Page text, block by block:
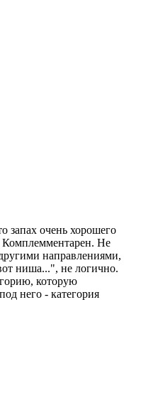
запах очень хорошего
Не
направлениями,
ниша...", не логично.
которую
него - категория